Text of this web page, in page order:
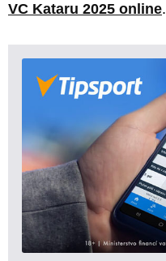
VC Kataru 2025 online.